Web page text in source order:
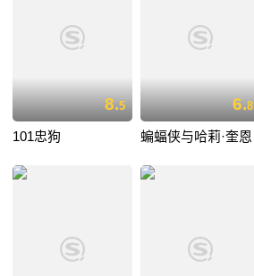
8.5
101忠狗
6.8
蝙蝠侠与哈莉·奎恩